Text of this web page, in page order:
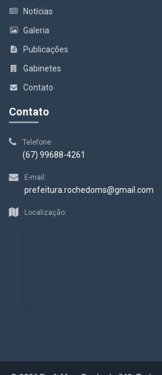
Notícias
Galeria
Publicações
Gabinetes
Contato
Contato
Telefone:
(67) 99688-4261
E-mail:
prefeitura.rochedoms@gmail.com
Localização: